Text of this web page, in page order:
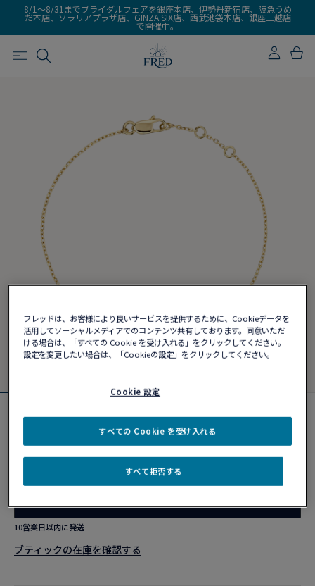
8/1～8/31までブライダルフェアを銀座本店、伊勢丹新宿店、阪急うめ
だ本店、ソラリアプラザ店、GINZA SIX店、西武池袋本店、銀座三越店
で開催中。
定番アイテム
フォース10 ブレスレット
¥ 178,200
10営業日以内に発送
ブティックの在庫を確認する​
フレッドは、お客様により良いサービスを提供するために、Cookieデータを
活用してソーシャルメディアでのコンテンツ共有しております。同意いただ
ける場合は、「すべての Cookie を受け入れる」をクリックしてください。
設定を変更したい場合は、「Cookieの設定」をクリックしてください。
Cookie 設定
すべて拒否する
すべての Cookie を受け入れる